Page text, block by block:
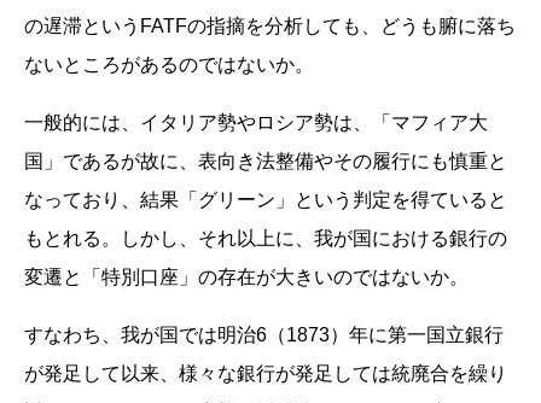
の遅滞というFATFの指摘を分析しても、どうも腑に落ち
ないところがあるのではないか。
一般的には、イタリア勢やロシア勢は、「マフィア大
国」であるが故に、表向き法整備やその履行にも慎重と
なっており、結果「グリーン」という判定を得ていると
もとれる。しかし、それ以上に、我が国における銀行の
変遷と「特別口座」の存在が大きいのではないか。
すなわち、我が国では明治6（1873）年に第一国立銀行
が発足して以来、様々な銀行が発足しては統廃合を繰り